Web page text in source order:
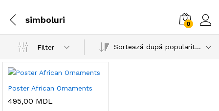
simboluri 0
Filter Sortează după popularitatea vânzărilor
Poster African Ornaments
495,00 MDL